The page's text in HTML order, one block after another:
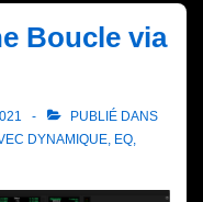
Boucle via
PUBLIÉ DANS
DYNAMIQUE, EQ,